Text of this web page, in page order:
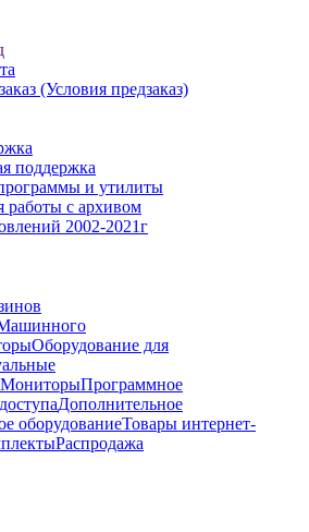
(Условия предзаказ)
поддержка
и утилиты
работы с архивом
2002-2021г
Оборудование для
МониторыПрограммное
Дополнительное
оборудованиеТовары интернет-
Распродажа